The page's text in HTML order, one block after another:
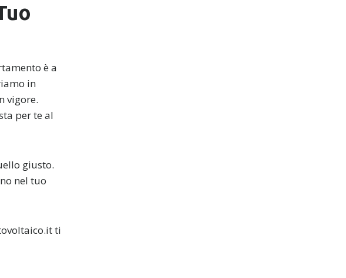
è a
in
vigore.
per te al
giusto.
nel tuo
ti